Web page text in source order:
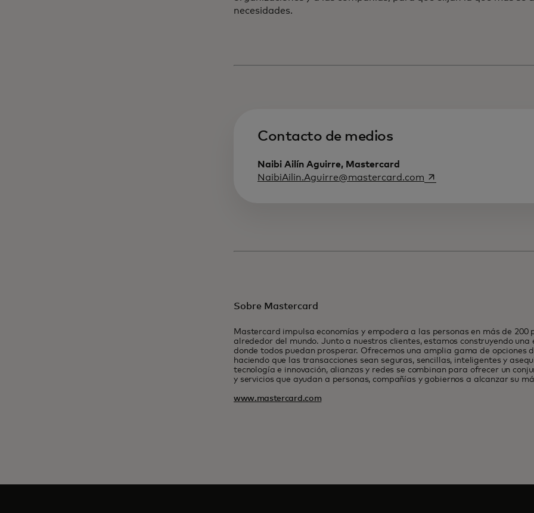
necesidades.
Contacto de medios
Naibi Ailín Aguirre, Mastercard
NaibiAilin.Aguirre@mastercard.com se abre en una pestaña
Sobre Mastercard
Mastercard impulsa economías y empodera a las personas en más de 200
alrededor del mundo. Junto a nuestros clientes, estamos construyendo una
donde todos puedan prosperar. Ofrecemos una amplia gama de opciones
haciendo que las transacciones sean seguras, sencillas, inteligentes y
tecnología e innovación, alianzas y redes se combinan para ofrecer un
y servicios que ayudan a personas, compañías y gobiernos a alcanzar su
www.mastercard.com